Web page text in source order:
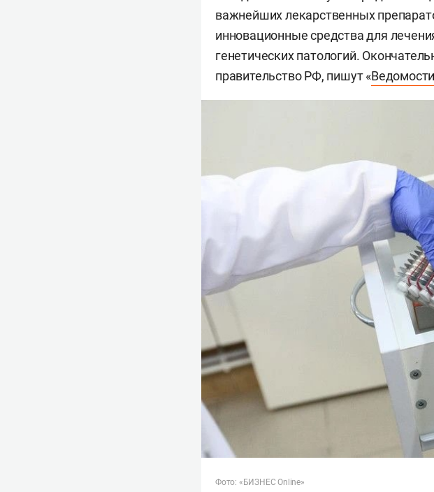
важнейших лекарственных
инновационные средства для
генетических патологий.
правительство РФ, пишут «Ведомости
Фото: «БИЗНЕС Online»